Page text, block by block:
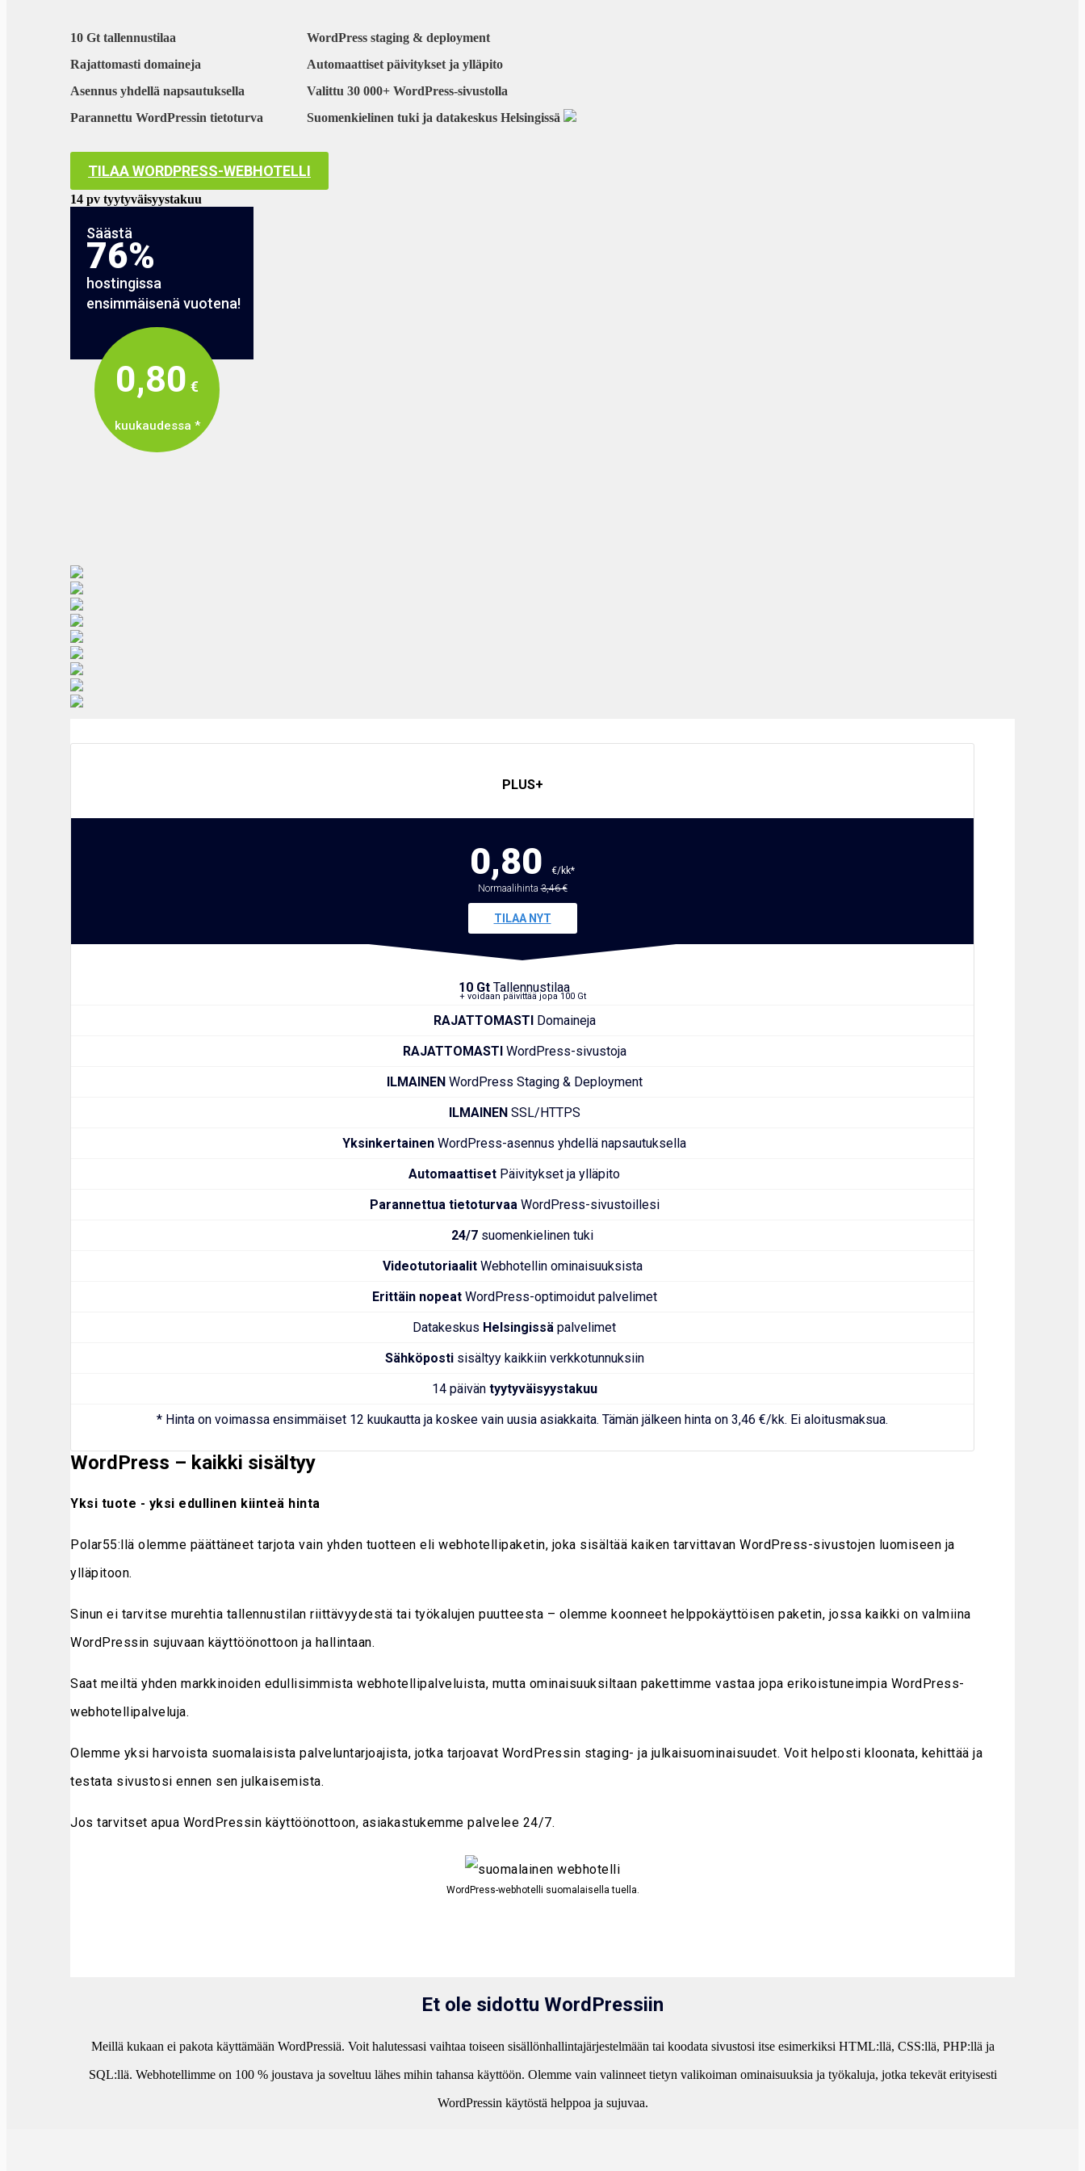
10 Gt tallennustilaa
Rajattomasti domaineja
Asennus yhdellä napsautuksella
Parannettu WordPressin tietoturva
WordPress staging & deployment
Automaattiset päivitykset ja ylläpito
Valittu 30 000+ WordPress-sivustolla
Suomenkielinen tuki ja datakeskus Helsingissä
TILAA WORDPRESS-WEBHOTELLI
14 pv tyytyväisyystakuu
Säästä
76%
hostingissa
ensimmäisenä vuotena!
0,80 €
kuukaudessa *
PLUS+
0,80
€/kk*
Normaalihinta3,46 €
TILAA NYT
10 Gt Tallennustilaa
+ voidaan päivittää jopa 100 Gt
RAJATTOMASTIDomaineja
RAJATTOMASTIWordPress-sivustoja
ILMAINENWordPress Staging & Deployment
ILMAINENSSL/HTTPS
Yksinkertainen WordPress-asennus yhdellä napsautuksella
Automaattiset Päivitykset ja ylläpito
Parannettua tietoturvaa WordPress-sivustoillesi
24/7 suomenkielinen tuki
Videotutoriaalit Webhotellin ominaisuuksista
Erittäin nopeatWordPress-optimoidut palvelimet
Datakeskus Helsingissä palvelimet
Sähköpostisisältyy kaikkiin verkkotunnuksiin
14 päivän tyytyväisyystakuu
* Hinta on voimassa ensimmäiset 12 kuukautta ja koskee vain uusia asiakkaita. Tämän jälkeen hinta on 3,46 €/kk. Ei aloitusmaksua.
WordPress – kaikki sisältyy
Yksi tuote - yksi edullinen kiinteä hinta
Polar55:llä olemme päättäneet tarjota vain yhden tuotteen eli webhotellipaketin, joka sisältää kaiken tarvittavan WordPress-sivustojen luomiseen ja
ylläpitoon.
Sinun ei tarvitse murehtia tallennustilan riittävyydestä tai työkalujen puutteesta – olemme koonneet helppokäyttöisen paketin, jossa kaikki on valmiina
WordPressin sujuvaan käyttöönottoon ja hallintaan.
Saat meiltä yhden markkinoiden edullisimmista webhotellipalveluista, mutta ominaisuuksiltaan pakettimme vastaa jopa erikoistuneimpia WordPress-
webhotellipalveluja.
Olemme yksi harvoista suomalaisista palveluntarjoajista, jotka tarjoavat WordPressin staging- ja julkaisuominaisuudet. Voit helposti kloonata, kehittää ja
testata sivustosi ennen sen julkaisemista.
Jos tarvitset apua WordPressin käyttöönottoon, asiakastukemme palvelee 24/7.
WordPress-webhotelli suomalaisella tuella.
Et ole sidottu WordPressiin
Meillä kukaan ei pakota käyttämään WordPressiä. Voit halutessasi vaihtaa toiseen sisällönhallintajärjestelmään tai koodata sivustosi itse esimerkiksi HTML:llä, CSS:llä, PHP:llä ja
SQL:llä. Webhotellimme on 100 % joustava ja soveltuu lähes mihin tahansa käyttöön. Olemme vain valinneet tietyn valikoiman ominaisuuksia ja työkaluja, jotka tekevät erityisesti
WordPressin käytöstä helppoa ja sujuvaa.